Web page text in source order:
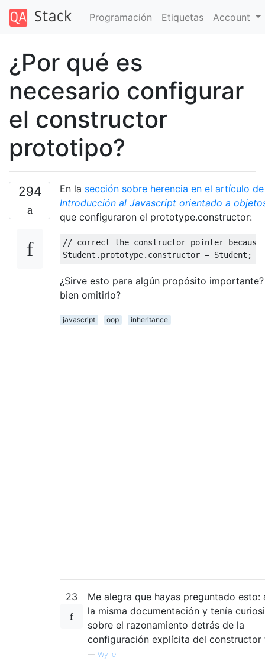
Programación Etiquetas Account
¿Por qué es
necesario configurar
el constructor
prototipo?
294 En la sección sobre herencia en el artículo
Introducción al Javascript orientado a
que configuraron el prototype.constructor:
// correct the constructor pointer
Student . prototype. constructor = Student ;
¿Sirve esto para algún propósito importante?
bien omitirlo?
javascript oop inheritance
23
Me alegra que hayas preguntado esto:
la misma documentación y tenía
sobre el razonamiento detrás de la
configuración explícita del constructor
— Wylie